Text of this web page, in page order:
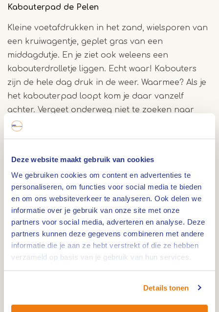
Deze website maakt gebruik van cookies
We gebruiken cookies om content en advertenties te
personaliseren, om functies voor social media te bieden
en om ons websiteverkeer te analyseren. Ook delen we
informatie over je gebruik van onze site met onze
partners voor social media, adverteren en analyse. Deze
partners kunnen deze gegevens combineren met andere
informatie die je aan ze hebt verstrekt of die ze hebben
verzameld op basis van je gebruik van hun services.
Details tonen
Kabouterpad de Pelen
Kleine voetafdrukken in het zand, wielsporen van
een kruiwagentje, geplet gras van een
middagdutje. En je ziet ook weleens een
kabouterdrolletje liggen. Echt waar! Kabouters
zijn de hele dag druk in de weer. Waarmee? Als je
het kabouterpad loopt kom je daar vanzelf
achter. Vergeet onderweg niet te zoeken naar
kaboutersporen! En met een beetje geluk kom je
een echte kabouter tegen.
ligt een rugzak voor je klaar met de materialen
om op zoek te gaan naar de kabouters. Met een
puntmuts op je hoofd loop je een route van 500
meter. Onderweg luister je naar een verhaal uit
de Kabouter-klapkaart en doe je
Kabouteropdrachten. Zoek onderweg naar het
volgende kabouterpaaltje voor de juiste route. Als
je thuis kunt neerzetten. Na afloop mag je de
rugzak én de materialen mee naar huis nemen.